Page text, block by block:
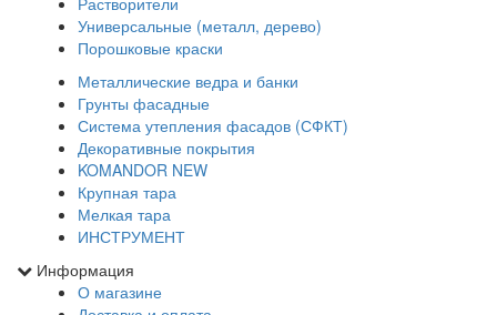
Универсальные (металл, дерево)
Порошковые краски
Металлические ведра и банки
Грунты фасадные
Система утепления фасадов (СФКТ)
Декоративные покрытия
KOMANDOR NEW
Крупная тара
Мелкая тара
ИНСТРУМЕНТ
Информация
О магазине